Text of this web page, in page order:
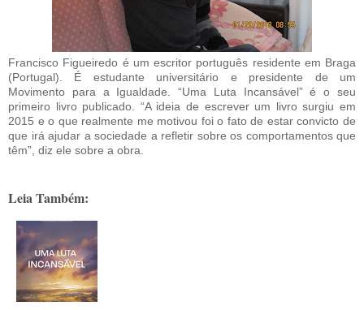
Francisco Figueiredo é um escritor português residente em Braga
(Portugal). É estudante universitário e presidente de um
Movimento para a Igualdade. “Uma Luta Incansável” é o seu
primeiro livro publicado. “A ideia de escrever um livro surgiu em
2015 e o que realmente me motivou foi o fato de estar convicto de
que irá ajudar a sociedade a refletir sobre os comportamentos que
têm”, diz ele sobre a obra.
Leia Também: